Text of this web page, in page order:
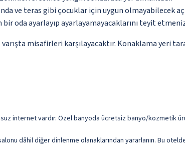
ve teras gibi çocuklar için uygun olmayabilecek
oda ayarlayıp ayarlayamayacaklarını teyit
varışta misafirleri karşılayacaktır. Konaklama
internet vardır. Özel banyoda ücretsiz banyo/kozmetik
dâhil diğer dinlenme olanaklarından yararlanın. Bu